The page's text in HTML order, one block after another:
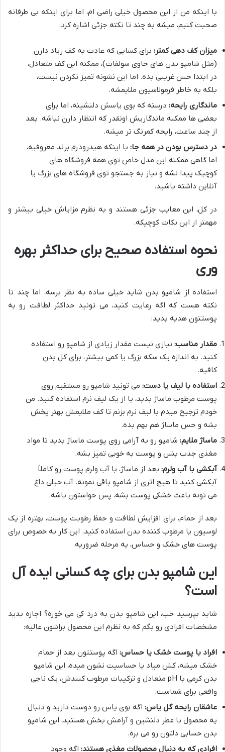
با اینکه من از این محصول خیلی راضی ام، اما برای اینکه بی طرفانه
صحبت کنیم، میشه به چند تا نکته جزئی اشاره کرد:
میزان کف دهی کمتر: برای کسایی که عادت به کف زیاد دارن
(مثل شامپو بدن های حاوی سولفات)، ممکنه این کف متعادل،
در ابتدا حس غریبی بده. اما این نشونه تمیز نکردن نیست،
بلکه به خاطر فرمولاسیون ملایمشه.
ماندگاری رایحه: درسته که بوی یاسش دلنشینه، اما برای
بعضی ها ممکنه ماندگاریش اونقدر که انتظار دارن نباشه. بعد
از چند ساعت، رایحه کمرنگ تر میشه.
در دسترس بودن در همه جا: با اینکه هیدرودرم برند معروفیه،
اما گاهی ممکنه این مدل خاص توی همه فروشگاه های
کوچیک پیدا نشه و نیاز به جستجو توی فروشگاه های بزرگ یا
آنلاین داشته باشید.
در کل، این معایب جزئی هستند و به نظرم مزایاش خیلی بیشتر و
مهمتر از این نکات کوچیکه.
نحوه استفاده صحیح برای حداکثر بهره
وری
استفاده از شامپو بدن شاید خیلی ساده به نظر برسه، اما چند تا
نکته هست که اگه رعایت کنید، می تونید حداکثر لطافت رو به
پوستتون هدیه بدید:
مقدار مناسب: نیازی نیست مقدار زیادی از شامپو رو استفاده
کنید. به اندازه یک سکه بزرگ یا کمی بیشتر، برای کل بدن
کافیه.
استفاده با لیف یا دست: می تونید شامپو رو مستقیم روی
پوست مرطوب ماساژ بدید، یا از یک لیف نرم استفاده کنید. من
خودم ترجیح میدم با لیف نرم بزنم تا کف ملایمش بهتر پخش
بشه و حس ماساژ هم بهم بده.
ماساژ ملایم: شامپو رو به آرامی روی پوست ماساژ بدید تا مواد
مغذی جذب بشن و پوست به خوبی تمیز بشه.
آبکشی با آب ولرم: بعد از ماساژ، با آب ولرم پوست رو کاملاً
آبکشی کنید تا هیچ اثری از شامپو باقی نمونه. آب خیلی داغ
می تونه باعث خشکی پوست بشه، پس حواستون باشه.
بعد از حمام، برای افزایش لطافت و حفظ رطوبت پوست، بهتره از یک
لوسیون یا مرطوب کننده بدن استفاده کنید. این کار به خصوص برای
پوست های خشک و حساس، یه مرحله ضروریه.
این شامپو بدن برای چه کسانی ایده آل
است؟
شاید بپرسید خب، این شامپو بدن به درد کی می خوره؟ اجازه بدید
مشخصات افرادی رو بگم که به نظرم این محصول براشون عالیه:
افراد با پوست خشک یا حساس: اگه پوستتون بعد از حمام
خشک میشه، کش میاد یا حساسیت نشون میده، این شامپو
بدن کرمی با pH متعادل و ترکیبات مرطوب کنندش، یک ناجی
واقعی برای شماست.
عاشقان رایحه گل یاس: اگه بوی یاس رو دوست دارید و دنبال
یه محصول با عطر دلنشین و آرامش بخش هستید، این شامپو
بدن حسابی دلتون رو می بره.
افرادی که به دنبال محصولات مغذی هستند: اگه وجود